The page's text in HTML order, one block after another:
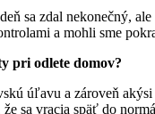
sa zdal nekonečný, ale
a mohli sme
pri odlete domov?
úľavu a zároveň
sa vracia späť do